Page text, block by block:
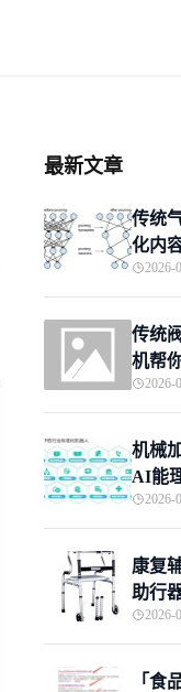
最新文章
传统
化内
2026-
传统
机帮
2026-
机械
AI能
2026-
康复
助行
2026-
「食